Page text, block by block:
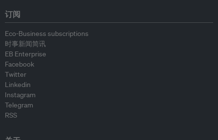
订阅
Eco-Business subscriptions
时事新闻简讯
EB Enterprise
Facebook
Twitter
Linkedin
Instagram
Telegram
RSS